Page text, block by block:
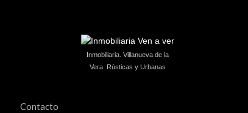
Inmobiliaria. Villanueva de la
Vera. Rústicas y Urbanas
Contacto